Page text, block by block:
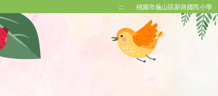
::: 桃園市龜山區新路國民小學